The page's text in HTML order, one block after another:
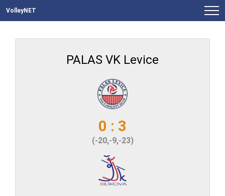
VolleyNET
PALAS VK Levice
0 : 3
(-20,-9,-23)